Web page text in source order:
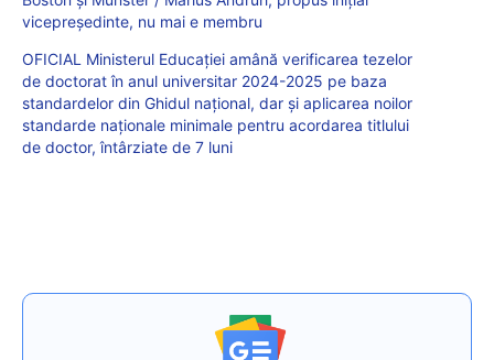
vicepreședinte, nu mai e membru
OFICIAL Ministerul Educației amână verificarea tezelor
de doctorat în anul universitar 2024-2025 pe baza
standardelor din Ghidul național, dar și aplicarea noilor
standarde naționale minimale pentru acordarea titlului
de doctor, întârziate de 7 luni